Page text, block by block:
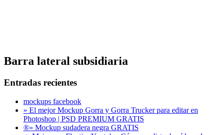
Barra lateral subsidiaria
Entradas recientes
mockups facebook
» El mejor Mockup Gorra y Gorra Trucker para editar en
Photoshop | PSD PREMIUM GRATIS
®» Mockup sudadera negra GRATIS